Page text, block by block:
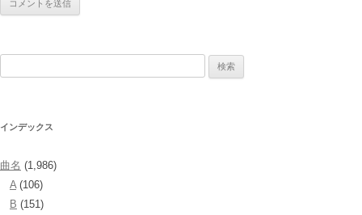
インデックス
曲名 (1,986)
A(106)
B (151)